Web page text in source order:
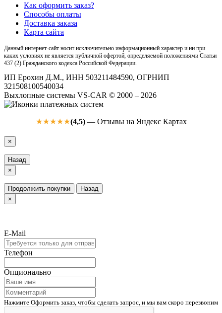
Как оформить заказ?
Способы оплаты
Доставка заказа
Карта сайта
Данный интернет-сайт носит исключительно информационный характер и ни при
каких условиях не является публичной офертой, определяемой положениями Статьи
437 (2) Гражданского кодекса Российской Федерации.
ИП Ерохин Д.М., ИНН 503211484590, ОГРНИП
321508100540034
Выхлопные системы VS-CAR © 2000 – 2026
★★★★★(4,5)— Отзывы на Яндекс Картах
×
Назад
×
Продолжить покупки
Назад
×
E-Mail
Телефон
Опционально
Нажмите Оформить заказ, чтобы сделать запрос, и мы вам скоро перезвоним